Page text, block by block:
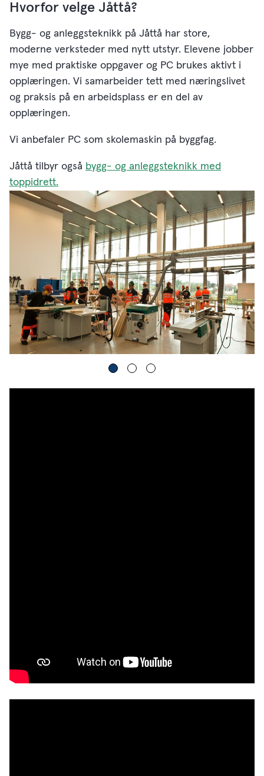
Hvorfor velge Jåttå?
Bygg- og anleggsteknikk på Jåttå har store,
moderne verksteder med nytt utstyr. Elevene jobber
mye med praktiske oppgaver og PC brukes aktivt i
opplæringen. Vi samarbeider tett med næringslivet
og praksis på en arbeidsplass er en del av
opplæringen.
Vi anbefaler PC som skolemaskin på byggfag.
Jåttå tilbyr også bygg- og anleggsteknikk med
toppidrett.